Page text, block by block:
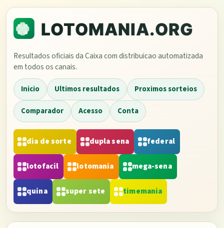
Resultados oficiais da Caixa com distribuicao automatizada
em todos os canais.
Inicio Ultimos resultados Proximos sorteios
Comparador Acesso Conta
dia de sorte dupla sena federal
lotofacil lotomania mega-sena
quina super sete timemania